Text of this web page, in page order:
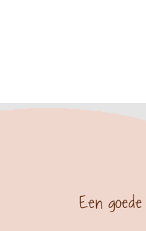
Een